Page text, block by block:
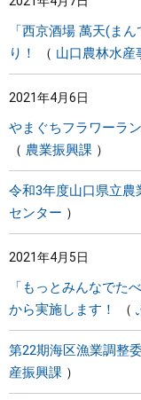
「西京酒場 萬天(ま
り！
山口農林水産
2021年4月6日
やまぐちフラワーラ
農業振興課
令和3年度山口県立農
センター
2021年4月5日
「もっとみんなでた
から実施します！
第22期海区漁業調整
産振興課